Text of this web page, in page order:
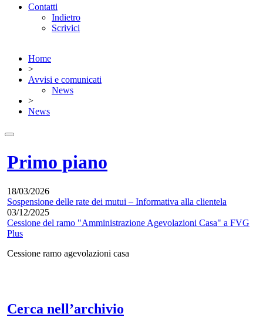
Contatti
Indietro
Scrivici
Home
>
Avvisi e comunicati
News
>
News
Primo piano
18/03/2026
Sospensione delle rate dei mutui – Informativa alla clientela
03/12/2025
Cessione del ramo "Amministrazione Agevolazioni Casa" a FVG
Plus
Cessione ramo agevolazioni casa
Cerca nell’archivio